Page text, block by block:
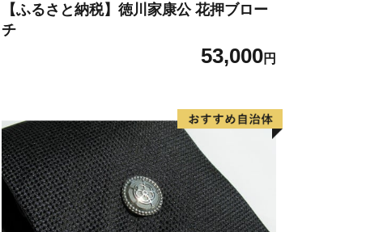
【ふるさと納税】徳川家康公 花押ブロー
チ
53,000円